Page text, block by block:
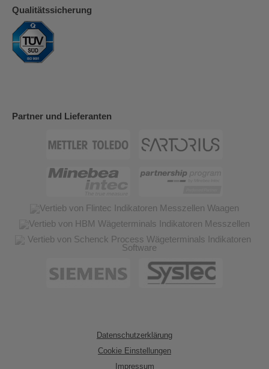
Qualitätssicherung
Partner und Lieferanten
Datenschutzerklärung
Cookie Einstellungen
Impressum